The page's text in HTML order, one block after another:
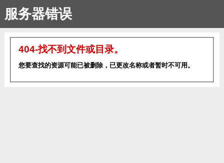
服务器错误
404-找不到文件或目录。
您要查找的资源可能已被删除，已更改名称或者暂时不可用。